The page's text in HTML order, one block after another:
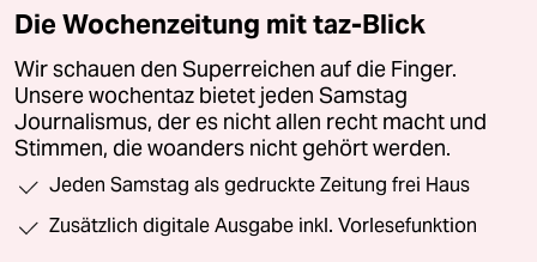
Die Wochenzeitung mit taz-Blick
Wir schauen den Superreichen auf die Finger.
Unsere wochentaz bietet jeden Samstag
Journalismus, der es nicht allen recht macht und
Stimmen, die woanders nicht gehört werden.
Jeden Samstag als gedruckte Zeitung frei Haus
Zusätzlich digitale Ausgabe inkl. Vorlesefunktion